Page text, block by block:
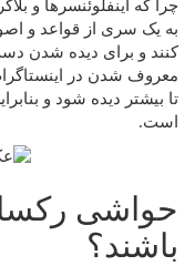
چرا که اینفلوئنسرها و
به یک سری از قواعد و
کنند و برای دیده شدن
معروف شدن در
تا بیشتر دیده شود و
است.
حواشی
باشند؟